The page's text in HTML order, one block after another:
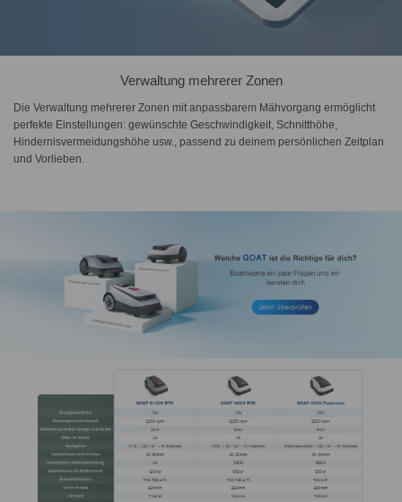
Verwaltung mehrerer Zonen
Die Verwaltung mehrerer Zonen mit anpassbarem Mähvorgang ermöglicht
perfekte Einstellungen: gewünschte Geschwindigkeit, Schnitthöhe,
Hindernisvermeidungshöhe usw., passend zu deinem persönlichen Zeitplan
und Vorlieben.